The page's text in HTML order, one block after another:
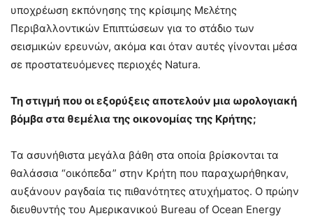
υποχρέωση εκπόνησης της κρίσιμης Μελέτης
Περιβαλλοντικών Επιπτώσεων για το στάδιο των
σεισμικών ερευνών, ακόμα και όταν αυτές γίνονται μέσα
σε προστατευόμενες περιοχές Natura.
Τη στιγμή που οι εξορύξεις αποτελούν μια ωρολογιακή
βόμβα στα θεμέλια της οικονομίας της Κρήτης;
Τα ασυνήθιστα μεγάλα βάθη στα οποία βρίσκονται τα
θαλάσσια “οικόπεδα” στην Κρήτη που παραχωρήθηκαν,
αυξάνουν ραγδαία τις πιθανότητες ατυχήματος. Ο πρώην
διευθυντής του Αμερικανικού Bureau of Ocean Energy